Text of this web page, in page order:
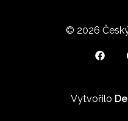
© 2026
Vytvořilo